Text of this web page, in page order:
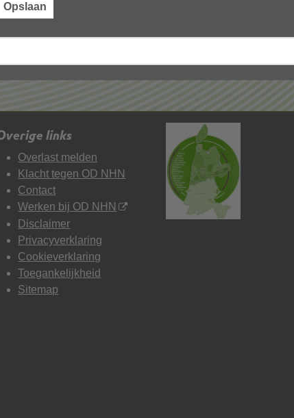
Opslaan
links
Overlast melden
Klacht tegen OD NHN
Contact
Werken bij OD NHN
Disclaimer
Privacyverklaring
Cookieverklaring
Toegankelijkheid
Sitemap